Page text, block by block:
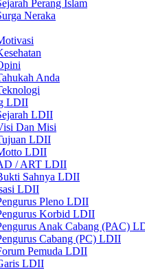
Perang Islam
Neraka
Anda
LDII
LDII
Dan Misi
LDII
LDII
/ ART LDII
Sahnya LDII
LDII
Pleno LDII
Korbid LDII
Anak Cabang (PAC)
Cabang (PC) LDII
Pemuda LDII
LDII